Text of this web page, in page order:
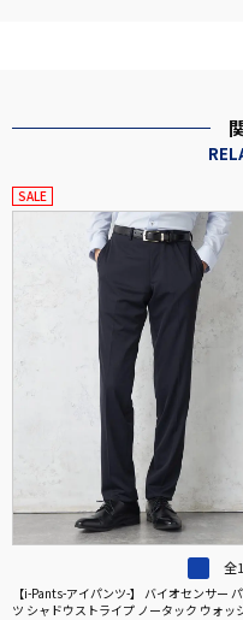
SALE
全
【i-Pants-アイパンツ-】 バイオセンサー
ツ シャドウストライプ ノータック ウォッシャ